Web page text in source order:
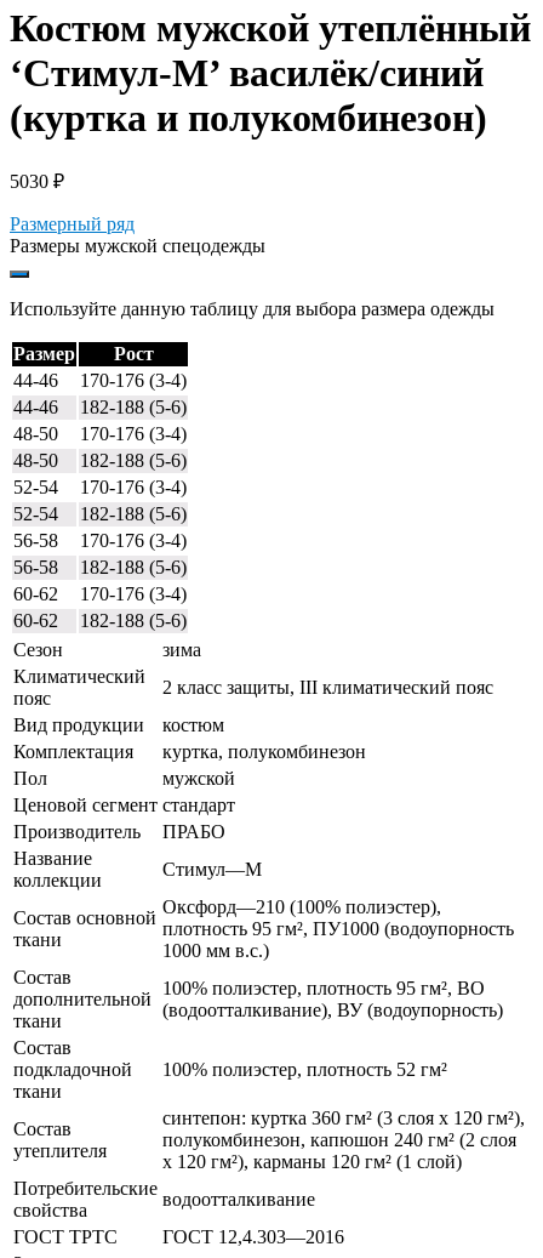
Костюм мужской утеплённый
‘Стимул-М’ василёк/синий
(куртка и полукомбинезон)
5030 ₽
Размерный ряд
Размеры мужской спецодежды
Используйте данную таблицу для выбора размера одежды
Размер
Рост
44-46
170-176 (3-4)
44-46
182-188 (5-6)
48-50
170-176 (3-4)
48-50
182-188 (5-6)
52-54
170-176 (3-4)
52-54
182-188 (5-6)
56-58
170-176 (3-4)
56-58
182-188 (5-6)
60-62
170-176 (3-4)
60-62
182-188 (5-6)
Сезон
зима
Климатический
пояс
2 класс защиты, III климатический пояс
Вид продукции
костюм
Комплектация
куртка, полукомбинезон
Пол
мужской
Ценовой сегмент стандарт
Производитель
ПРАБО
Название
коллекции
Стимул—М
Состав основной
ткани
Оксфорд—210 (100% полиэстер),
плотность 95 гм², ПУ1000 (водоупорность
1000 мм в.с.)
Состав
дополнительной
ткани
100% полиэстер, плотность 95 гм², ВО
(водоотталкивание), ВУ (водоупорность)
Состав
подкладочной
ткани
100% полиэстер, плотность 52 гм²
Состав
утеплителя
синтепон: куртка 360 гм² (3 слоя х 120 гм²),
полукомбинезон, капюшон 240 гм² (2 слоя
х 120 гм²), карманы 120 гм² (1 слой)
Потребительские
свойства
водоотталкивание
ГОСТ ТРТС
ГОСТ 12,4.303—2016